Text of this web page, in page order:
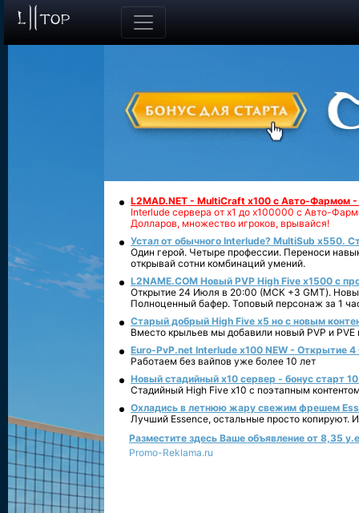
L2MAD.NET - MultiCraft x100 с Авто-Фармом
Interlude сервера от х1 до х100000 с Авто-
Долларов, множество игроков, врывайся!
Устал от обычного Interlude? MultiSub x550.
Один герой. Четыре профессии. Переноси
открывай сотни комбинаций умений.
L2NAME.COM Новый PVP High Five x1500 с
Открытие 24 Июля в 20:00 (МСК +3 GMT).
Полноценный бафер. Топовый персонаж за 1
Старый добрый High Five x5 но с новым
Вместо крыльев мы добавили новый PVP и PVE
Euro-PvP.net Interlude х100 NEW - Открытие 4
Работаем без вайпов уже более 10 лет
Новый стадийный х10 сервер - бонус старт
Стадийный High Five x10 с поэтапным
Охладись в летнюю жару свежим фрешем
Лучший Essence, остальные просто копируют.
Разместите здесь Ваше объявление от 8,35
Promo-Reklama.ru